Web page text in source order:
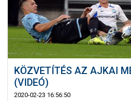
KÖZVETÍTÉS AZ AJKAI
(VIDEÓ)
2020-02-23 16:56:50